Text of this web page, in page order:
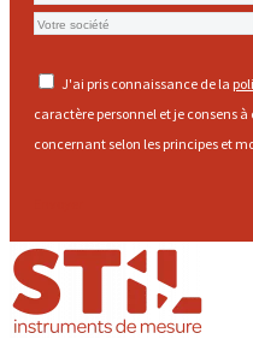
J'ai pris connaissance de la
caractère personnel et je consens
concernant selon les principes et